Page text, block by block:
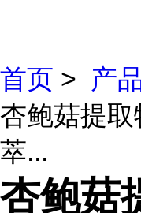
首页 > 产
杏鲍菇提
萃...
杏鲍菇